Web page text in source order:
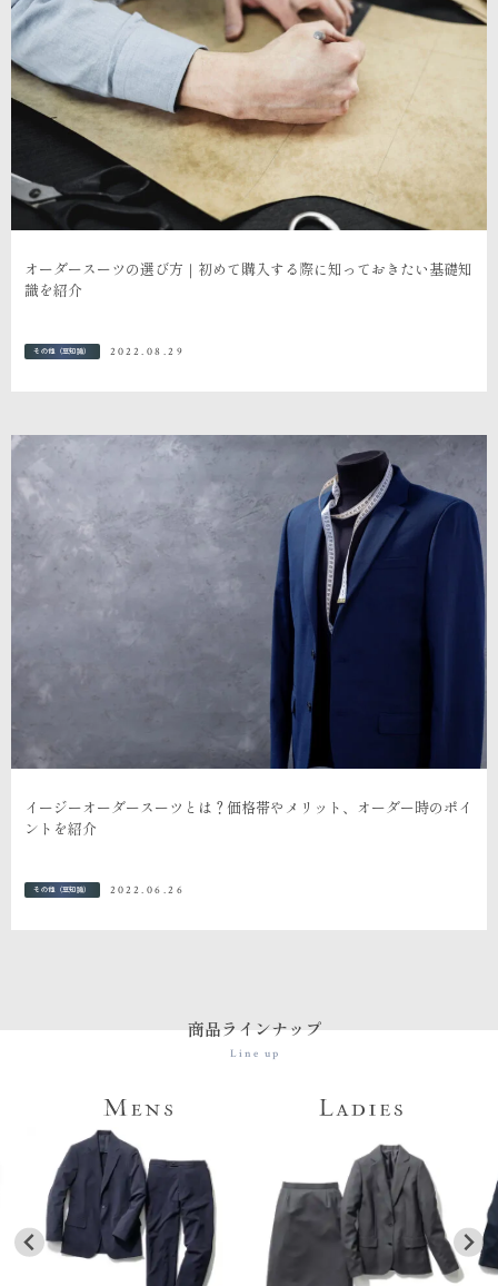
オーダースーツの選び方｜初めて購入する際に知っておきたい基礎知
識を紹介
その他（豆知識） 2022.08.29
イージーオーダースーツとは？価格帯やメリット、オーダー時のポイ
ントを紹介
その他（豆知識） 2022.06.26
商品ラインナップ
Line up